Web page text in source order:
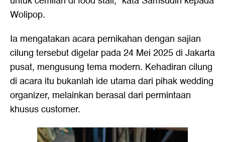
Wolipop.
Ia mengatakan acara pernikahan dengan sajian
cilung tersebut digelar pada 24 Mei 2025 di Jakarta
pusat, mengusung tema modern. Kehadiran cilung
di acara itu bukanlah ide utama dari pihak wedding
organizer, melainkan berasal dari permintaan
khusus customer.